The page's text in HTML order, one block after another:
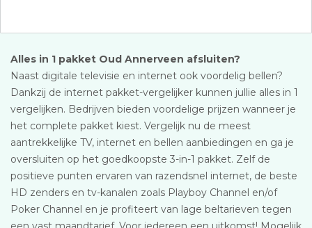
Alles in 1 pakket Oud Annerveen afsluiten?
Naast digitale televisie en internet ook voordelig bellen?
Dankzij de internet pakket-vergelijker kunnen jullie alles in 1
vergelijken. Bedrijven bieden voordelige prijzen wanneer je
het complete pakket kiest. Vergelijk nu de meest
aantrekkelijke TV, internet en bellen aanbiedingen en ga je
oversluiten op het goedkoopste 3-in-1 pakket. Zelf de
positieve punten ervaren van razendsnel internet, de beste
HD zenders en tv-kanalen zoals Playboy Channel en/of
Poker Channel en je profiteert van lage beltarieven tegen